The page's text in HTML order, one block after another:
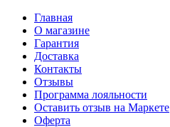
Главная
О магазине
Гарантия
Доставка
Контакты
Отзывы
Программа лояльности
Оставить отзыв на Маркете
Оферта